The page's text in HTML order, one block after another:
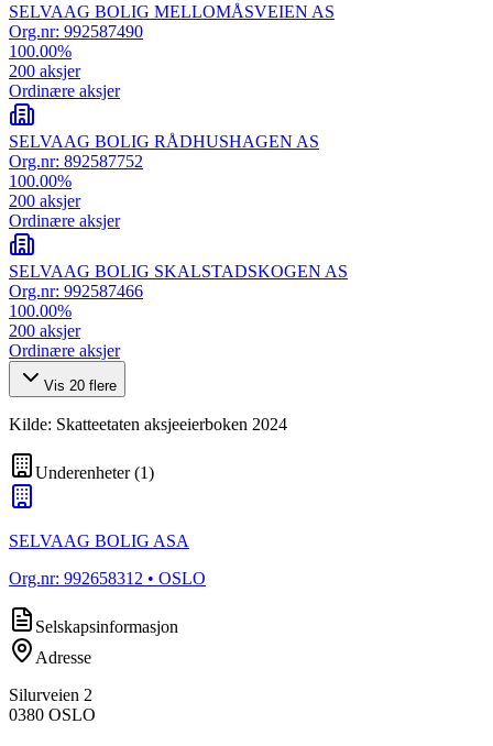
SELVAAG BOLIG MELLOMÅSVEIEN AS
Org.nr: 992587490
100.00%
200 aksjer
Ordinære aksjer
SELVAAG BOLIG RÅDHUSHAGEN AS
Org.nr: 892587752
100.00%
200 aksjer
Ordinære aksjer
SELVAAG BOLIG SKALSTADSKOGEN AS
Org.nr: 992587466
100.00%
200 aksjer
Ordinære aksjer
Vis 20 flere
Kilde: Skatteetaten aksjeeierboken 2024
Underenheter(1)
SELVAAG BOLIG ASA
Org.nr: 992658312 • OSLO
Selskapsinformasjon
Adresse
Silurveien 2
0380 OSLO